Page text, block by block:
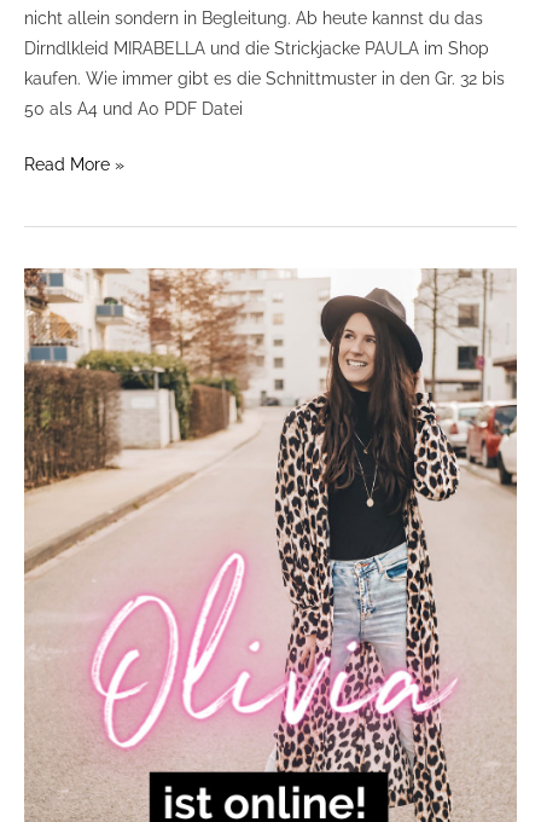
nicht allein sondern in Begleitung. Ab heute kannst du das
Dirndlkleid MIRABELLA und die Strickjacke PAULA im Shop
kaufen. Wie immer gibt es die Schnittmuster in den Gr. 32 bis
50 als A4 und A0 PDF Datei
Read More »
Schnittmuster
Hemdblusenkleid
OLIVIA
ist
online!